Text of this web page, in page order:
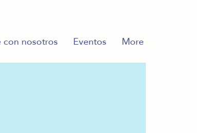
nosotros Eventos More